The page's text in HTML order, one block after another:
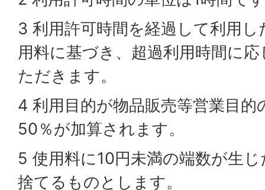
3 利用許可時間を経過して利用
用料に基づき、超過利用時間に
ただきます。
4 利用目的が物品販売等営業目的
50％が加算されます。
5 使用料に10円未満の端数が生
捨てるものとします。